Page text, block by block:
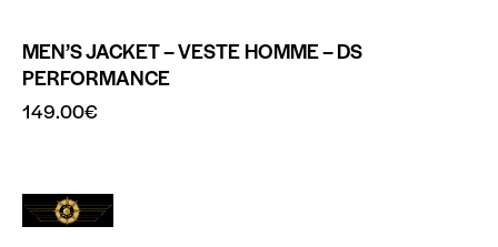
MEN’S JACKET – VESTE HOMME – DS
PERFORMANCE
149.00€